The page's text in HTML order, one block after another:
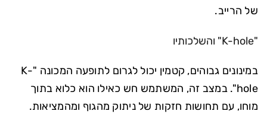
של הרייב.
"K-hole" והשלכותיו
במינונים גבוהים, קטמין יכול לגרום לתופעה המכונה "K-
hole". במצב זה, המשתמש חש כאילו הוא כלוא בתוך
מוחו, עם תחושות חזקות של ניתוק מהגוף ומהמציאות.